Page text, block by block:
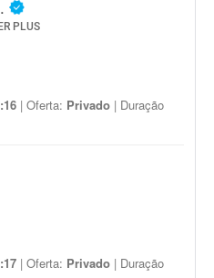
PLUS
| Oferta: Privado | Duração
| Oferta: Privado | Duração